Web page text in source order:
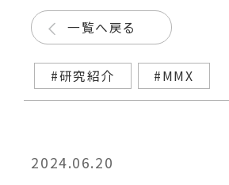
一覧へ戻る
#研究紹介 #MMX
2024.06.20